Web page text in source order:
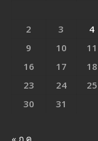
2
3 4
9
10 11
16
17 18
23
24 25
30
31